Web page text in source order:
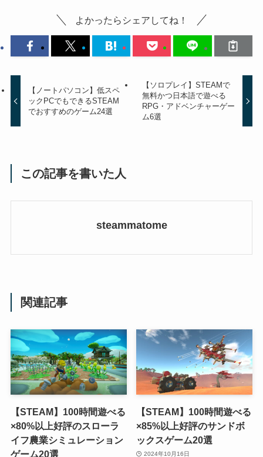
よかったらシェアしてね！
【ノートパソコン】低スペ
ックPCでもできるSTEAM
でおすすめのゲーム24選
【ソロプレイ】STEAMで
無料かつ日本語で遊べる
RPG・アドベンチャーゲー
ム6選
この記事を書いた人
steammatome
関連記事
【STEAM】100時間遊べる
×80%以上好評のスローラ
イフ農業シミュレーション
ゲーム20選
【STEAM】100時間遊べる
×85%以上好評のサンドボ
ックスゲーム20選
2024年10月16日